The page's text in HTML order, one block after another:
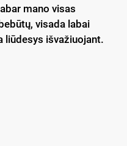
mano visas
visada labai
liūdesys išvažiuojant.